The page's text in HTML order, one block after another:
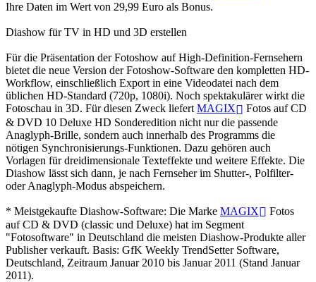
Ihre Daten im Wert von 29,99 Euro als Bonus.
Diashow für TV in HD und 3D erstellen
Für die Präsentation der Fotoshow auf High-Definition-Fernsehern
bietet die neue Version der Fotoshow-Software den kompletten HD-
Workflow, einschließlich Export in eine Videodatei nach dem
üblichen HD-Standard (720p, 1080i). Noch spektakulärer wirkt die
Fotoschau in 3D. Für diesen Zweck liefert MAGIX
Fotos auf CD
& DVD 10 Deluxe HD Sonderedition nicht nur die passende
Anaglyph-Brille, sondern auch innerhalb des Programms die
nötigen Synchronisierungs-Funktionen. Dazu gehören auch
Vorlagen für dreidimensionale Texteffekte und weitere Effekte. Die
Diashow lässt sich dann, je nach Fernseher im Shutter-, Polfilter-
oder Anaglyph-Modus abspeichern.
* Meistgekaufte Diashow-Software: Die Marke MAGIX
Fotos
auf CD & DVD (classic und Deluxe) hat im Segment
"Fotosoftware" in Deutschland die meisten Diashow-Produkte aller
Publisher verkauft. Basis: GfK Weekly TrendSetter Software,
Deutschland, Zeitraum Januar 2010 bis Januar 2011 (Stand Januar
2011).